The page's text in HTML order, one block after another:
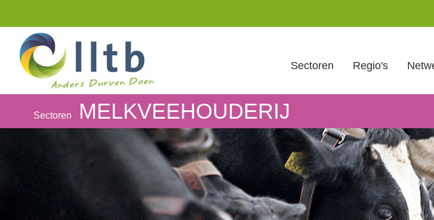
Sectoren Regio's
Sectoren MELKVEEHOUDERIJ